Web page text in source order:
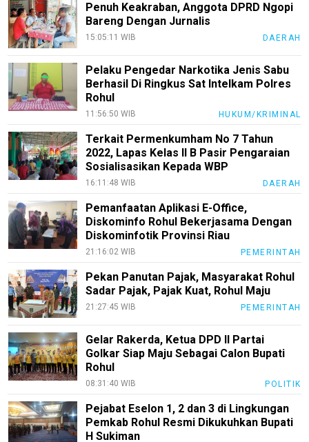
Penuh Keakraban, Anggota DPRD Ngopi
Bareng Dengan Jurnalis
15:05:11 WIB DAERAH
Pelaku Pengedar Narkotika Jenis Sabu
Berhasil Di Ringkus Sat Intelkam Polres
Rohul
11:56:50 WIB HUKUM/KRIMINAL
Terkait Permenkumham No 7 Tahun
2022, Lapas Kelas II B Pasir Pengaraian
Sosialisasikan Kepada WBP
16:11:48 WIB DAERAH
Pemanfaatan Aplikasi E-Office,
Diskominfo Rohul Bekerjasama Dengan
Diskominfotik Provinsi Riau
21:16:02 WIB PEMERINTAH
Pekan Panutan Pajak, Masyarakat Rohul
Sadar Pajak, Pajak Kuat, Rohul Maju
21:27:45 WIB PEMERINTAH
Gelar Rakerda, Ketua DPD II Partai
Golkar Siap Maju Sebagai Calon Bupati
Rohul
08:31:40 WIB POLITIK
Pejabat Eselon 1, 2 dan 3 di Lingkungan
Pemkab Rohul Resmi Dikukuhkan Bupati
H Sukiman